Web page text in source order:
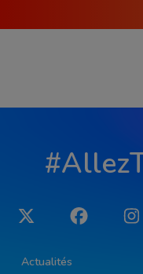
Twitter Facebook
Actualités